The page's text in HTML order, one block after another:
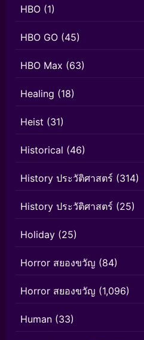
HBO (1)
HBO GO (45)
HBO Max (63)
Healing (18)
Heist (31)
Historical (46)
History ประวัติศาสตร์ (314)
History ประวัติศาสตร์ (25)
Holiday (25)
Horror สยองขวัญ (84)
Horror สยองขวัญ (1,096)
Human (33)